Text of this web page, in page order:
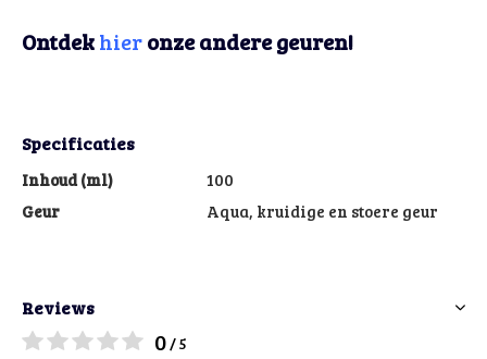
Ontdekhieronze andere geuren!
Specificaties
Inhoud (ml)
100
Geur
Aqua, kruidige en stoere geur
Reviews
0/ 5